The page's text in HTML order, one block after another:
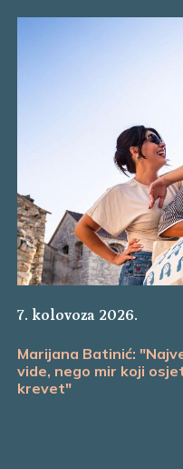
7. kolovoza 2026.
Marijana Batinić:
vide, nego mir koji
krevet"